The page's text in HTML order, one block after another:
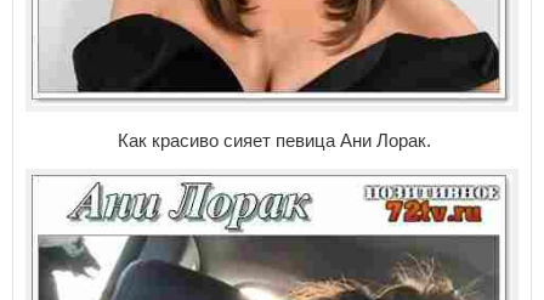
Как красиво сияет певица Ани Лорак.